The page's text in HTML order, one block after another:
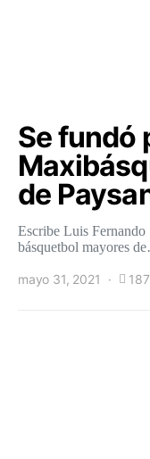
Se fundó
de
Escribe Luis
básquetbol mayores
mayo 31, 2021